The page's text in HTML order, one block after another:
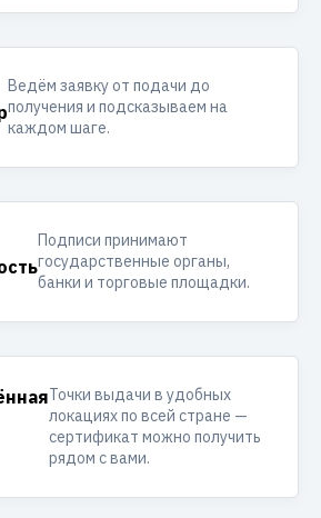
Ведём заявку от подачи до
получения и подсказываем на
каждом шаге.
Подписи принимают
государственные органы,
банки и торговые площадки.
Точки выдачи в удобных
локациях по всей стране —
сертификат можно получить
рядом с вами.